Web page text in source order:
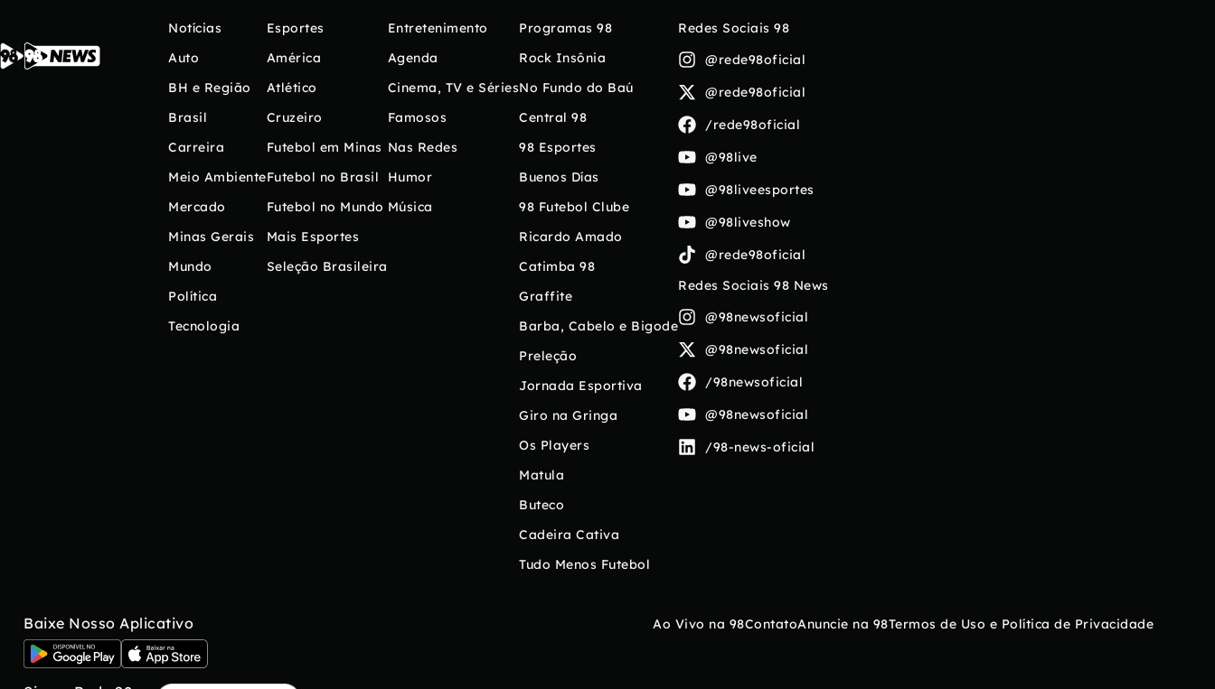
Notícias
Auto
BH e Região
Brasil
Carreira
Meio Ambiente
Mercado
Minas Gerais
Mundo
Política
Tecnologia
Esportes
América
Atlético
Cruzeiro
Futebol em Minas
Futebol no Brasil
Futebol no Mundo
Mais Esportes
Seleção Brasileira
Entretenimento
Agenda
Cinema, TV e Séries
Famosos
Nas Redes
Humor
Música
Programas 98
Rock Insônia
No Fundo do Baú
Central 98
98 Esportes
Buenos Días
98 Futebol Clube
Ricardo Amado
Catimba 98
Graffite
Barba, Cabelo e Bigode
Preleção
Jornada Esportiva
Giro na Gringa
Os Players
Matula
Buteco
Cadeira Cativa
Tudo Menos Futebol
Redes Sociais 98
@rede98oficial
@rede98oficial
/rede98oficial
@98live
@98liveesportes
@98liveshow
@rede98oficial
Redes Sociais 98 News
@98newsoficial
@98newsoficial
/98newsoficial
@98newsoficial
/98-news-oficial
Baixe Nosso Aplicativo Ao Vivo na 98ContatoAnuncie na 98Termos de Uso e Política de Privacidade